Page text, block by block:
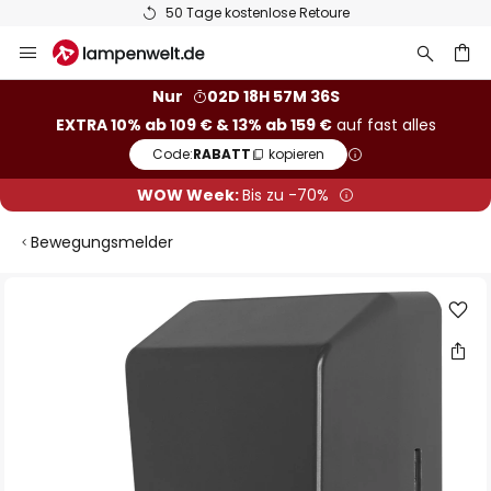
50 Tage kostenlose Retoure
Inhalt
Nur
02D 18H 57M 35S
EXTRA 10% ab 109 € & 13% ab 159 €auf fast alles
Code:RABATT kopieren
WOW Week:Bis zu -70%
Bewegungsmelder